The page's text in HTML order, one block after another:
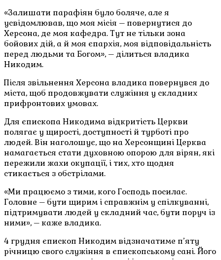
«Залишати парафіян було боляче, але я
усвідомлював, що моя місія – повернутися до
Херсона, де моя кафедра. Тут не тільки зона
бойових дій, а й моя єпархія, моя відповідальність
перед людьми та Богом», – ділиться владика
Никодим.
Після звільнення Херсона владика повернувся до
міста, щоб продовжувати служіння у складних
прифронтових умовах.
Для єпископа Никодима відкритість Церкви
полягає у щирості, доступності й турботі про
людей. Він наголошує, що на Херсонщині Церква
намагається стати духовною опорою для вірян, які
пережили жахи окупації, і тих, хто щодня
стикається з обстрілами.
«Ми працюємо з тими, кого Господь посилає.
Головне – бути щирим і справжнім у спілкуванні,
підтримувати людей у складний час, бути поруч із
ними», – каже владика.
4 грудня єпископ Никодим відзначатиме п’яту
річницю свого служіння в єпископському сані. Його